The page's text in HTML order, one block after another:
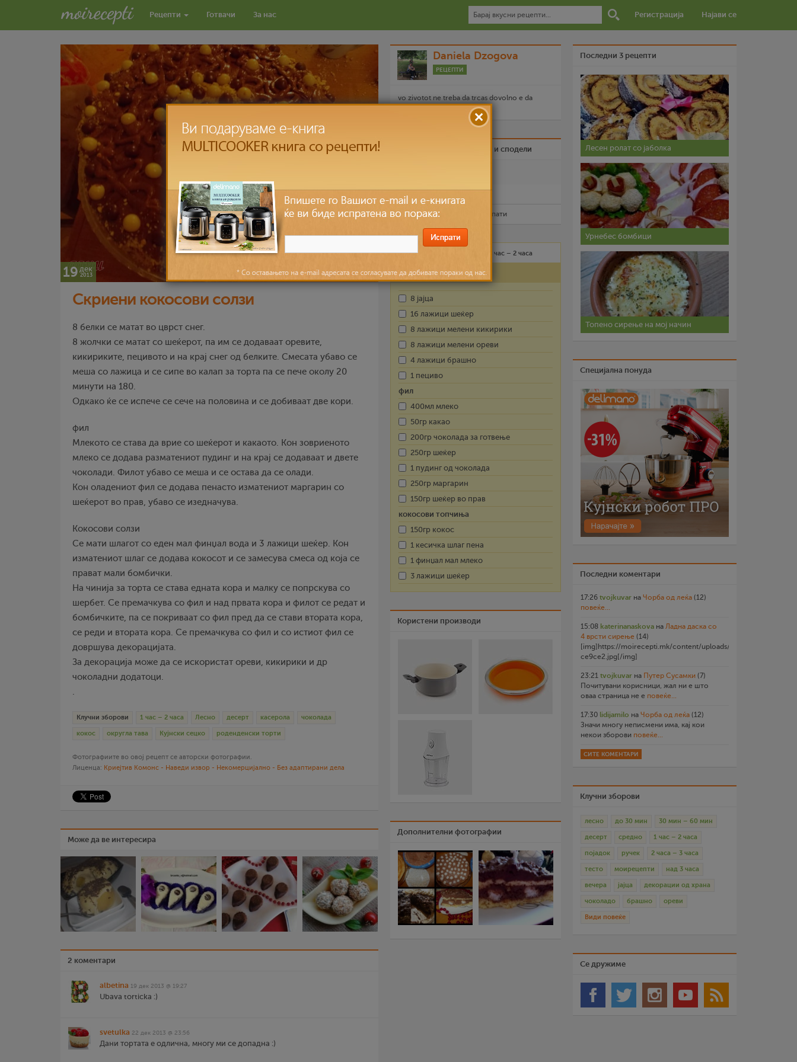
Рецепти Готвачи За нас Регистрација Најави се
19 дек
2013
Скриени кокосови солзи
8 белки се матат во цврст снег.
8 жолчки се матат со шеќерот, па им се додаваат оревите,
кикириките, пецивото и на крај снег од белките. Смесата убаво се
меша со лажица и се сипе во калап за торта па се пече околу 20
минути на 180.
Одкако ќе се испече се сече на половина и се добиваат две кори.
фил
Млекото се става да врие со шеќерот и какаото. Кон зовриеното
млеко се додава разматениот пудинг и на крај се додаваат и двете
чоколади. Филот убаво се меша и се остава да се олади.
Кон оладениот фил се додава пенасто изматениот маргарин со
шеќерот во прав, убаво се изедначува.
Кокосови солзи
Се мати шлагот со еден мал финџал вода и 3 лажици шеќер. Кон
изматениот шлаг се додава кокосот и се замесува смеса од која се
прават мали бомбички.
На чинија за торта се става едната кора и малку се попрскува со
шербет. Се премачкува со фил и над првата кора и филот се редат и
бомбичките, па се покриваат со фил пред да се стави втората кора,
се реди и втората кора. Се премачкува со фил и со истиот фил се
довршува декорацијата.
За декорација може да се искористат ореви, кикирики и др
чоколадни додатоци.
.
Клучни зборови 1 час – 2 часа Лесно десерт касерола чоколада
кокос округла тава Кујнски сецко роденденски торти
Фотографиите во овој рецепт се авторски фотографии.
Лиценца: Криејтив Комонс - Наведи извор - Некомерцијално - Без адаптирани дела
Може да ве интересира
2 коментари
albetina 19 дек 2013 @ 19:27
Ubava torticka :)
svetulka 22 дек 2013 @ 23:56
Дани тортата е одлична, многу ми се допадна :)
Daniela Dzogova
РЕЦЕПТИ
vo zivotot ne treba da trcas dovolno e da
trgnes na vreme
Биди вистински пријател и сподели
Испечати го рецептот
Рецептот е прочитан пати
Лесно 1 час – 2 часа
Состојки
8 јајца
16 лажици шеќер
8 лажици мелени кикирики
8 лажици мелени ореви
4 лажици брашно
1 пециво
фил
400мл млеко
50гр какао
200гр чоколада за готвење
250гр шеќер
1 пудинг од чоколада
250гр маргарин
150гр шеќер во прав
кокосови топчиња
150гр кокос
1 кесичка шлаг пена
1 финџал мал млеко
3 лажици шеќер
Користени производи
Дополнителни фотографии
Последни 3 рецепти
Лесен ролат со јаболка
Урнебес бомбици
Топено сирење на мој начин
Специјална понуда
Последни коментари
17:26 tvojkuvar на Чорба од леќа (12)
повеќе...
15:08 katerinanaskova на Ладна даска со
4 врсти сирење (14)
[img]https://moirecepti.mk/content/uploads/2026/07/
ce9ce2.jpg[/img]
23:21 tvojkuvar на Путер Сусамки (7)
Почитувани корисници, жал ни е што
оваа страница не е повеќе...
17:30 lidijamilo на Чорба од леќа (12)
Значи многу неписмени има, кај кои
некои зборови повеќе...
СИТЕ КОМЕНТАРИ
Клучни зборови
лесно до 30 мин 30 мин – 60 мин
десерт средно 1 час – 2 часа
појадок ручек 2 часа – 3 часа
тесто моирецепти над 3 часа
вечера јајца декорации од храна
чоколадо брашно ореви
Види повеќе
Се дружиме